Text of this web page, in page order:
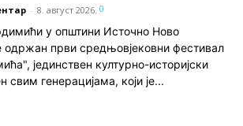
- 8. август 2026. 0
у општини Источно Ново
одржан први средњовјековни фестивал
јединствен културно-историјски
свим генерацијама, који је...